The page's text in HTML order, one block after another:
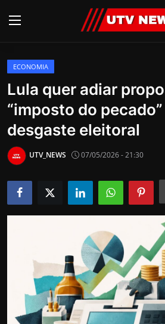
AO VIVO
PIRACICABA
CAMPINAS
LIMEIRA
ESPIRITO SANTO
Internacional
APOIE
ECONOMIA
Lula quer adiar
“imposto do
desgaste eleitoral
UTV_NEWS 07/05/2026 - 21:30